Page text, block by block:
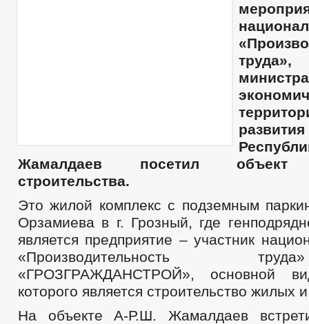
министра
Жамалдаев посетил объект
строительства.
Это жилой комплекс с подземным
Орзамиева в г. Грозный, где
является предприятие – участник
«Производительность
«ГРОЗГРАЖДАНСТРОЙ», основной
которого является строительство жилых
На объекте А-Р.Ш. Жамалдаев